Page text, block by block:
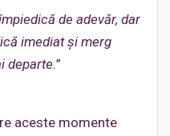
de adevăr, dar
imediat şi merg
departe.”
aceste momente